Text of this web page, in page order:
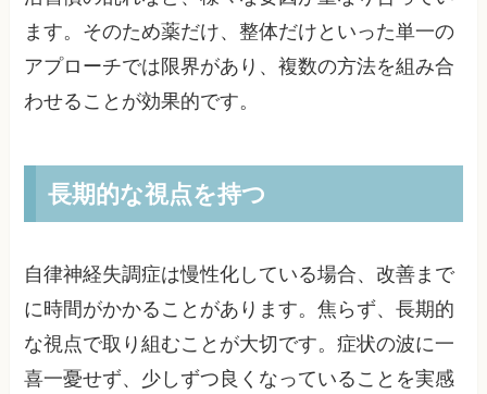
ます。そのため薬だけ、整体だけといった単一の
アプローチでは限界があり、複数の方法を組み合
わせることが効果的です。
長期的な視点を持つ
自律神経失調症は慢性化している場合、改善まで
に時間がかかることがあります。焦らず、長期的
な視点で取り組むことが大切です。症状の波に一
喜一憂せず、少しずつ良くなっていることを実感